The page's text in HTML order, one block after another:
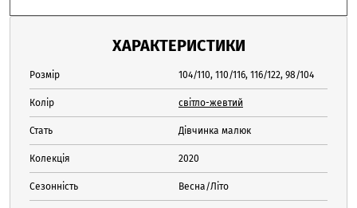
ХАРАКТЕРИСТИКИ
Розмір 104/110, 110/116, 116/122, 98/104
Колір світло-жевтий
Стать Дівчинка малюк
Колекція 2020
Сезонність Весна/Літо